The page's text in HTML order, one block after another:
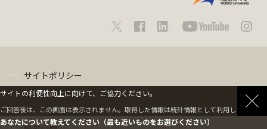
サイトポリシー
サイトの利便性向上に向けて、ご協力ください。
ご回答後は、この画面は表示されません。取得した情報は統計情報として利用します。
あなたについて教えてください（最も近いものをお選びください）